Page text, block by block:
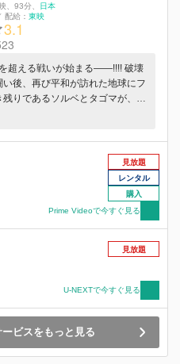
93分
日本
配給： 東映
3.1
超える戦いが始まる――!!!! 破壊
後、再び平和が訪れた地球にフ
りであるソルベとタゴマが、ド
めて近づいていた。その目的
悪のその願いは遂に叶えられ、蘇
悟空たちサイヤ人への復讐を目論
て、地球に新フリーザ軍が押し寄
コロ、クリリンらは1000人の兵
とベジータは、フリーザとの宿命
が、フリーザは圧倒的なパワーア
の更なる進化を!!!!」 今、限界を
たちの空前絶後の戦いが幕を開
見放題
レンタル
購入
Prime Videoで今すぐ見る
見放題
U-NEXTで今すぐ見る
ビスをもっと見る